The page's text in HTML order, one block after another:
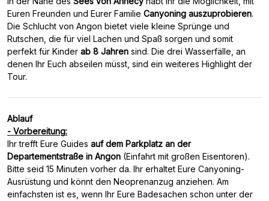
Euren Freunden und Eurer Familie Canyoning auszuprobieren.
Die Schlucht von Angon bietet viele kleine Sprünge und
Rutschen, die für viel Lachen und Spaß sorgen und somit
perfekt für Kinder ab 8 Jahren sind. Die drei Wasserfälle, an
denen Ihr Euch abseilen müsst, sind ein weiteres Highlight der
Ablauf
- Vorbereitung:
Ihr trefft Eure Guides auf dem Parkplatz an der
Departementstraße in Angon (Einfahrt mit großen Eisentoren).
Bitte seid 15 Minuten vorher da. Ihr erhaltet Eure Canyoning-
Ausrüstung und könnt den Neoprenanzug anziehen. Am
einfachsten ist es, wenn Ihr Eure Badesachen schon unter der